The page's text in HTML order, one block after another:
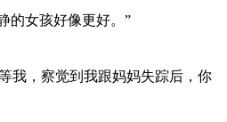
的女孩好像更好。”
我，察觉到我跟妈妈失踪后，你